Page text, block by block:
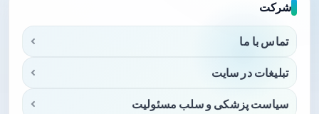
شرکت
تماس با ما
تبلیغات در سایت
سیاست پزشکی و سلب مسئولیت